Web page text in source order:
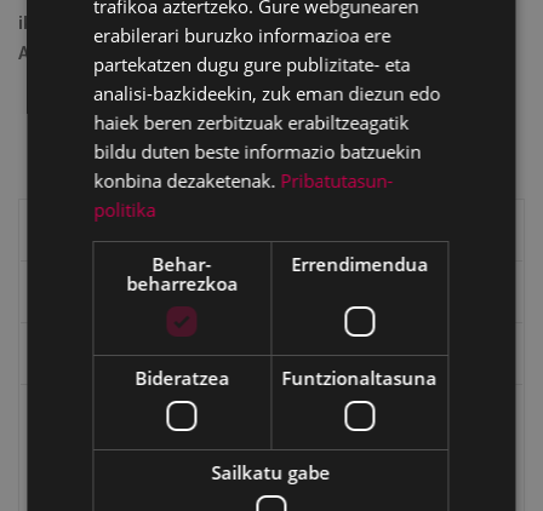
ikastetxea, Azitaindik ikusita (Felipe Loiola, Eibarko Udal
Artxiboa).
Baserriak eta auzoak
Eibarko mugarriak
Arratetik Aginagara ermiten bidetik
Pausorik pauso Arrate Ballean barrena
trafikoa aztertzeko. Gure webgunearen
erabilerari buruzko informazioa ere
partekatzen dugu gure publizitate- eta
analisi-bazkideekin, zuk eman diezun edo
haiek beren zerbitzuak erabiltzeagatik
bildu duten beste informazio batzuekin
konbina dezaketenak. Pribatutasun-
politika
Behar-
beharrezkoa
Errendimendua
Bideratzea Funtzionaltasuna
Sailkatu gabe